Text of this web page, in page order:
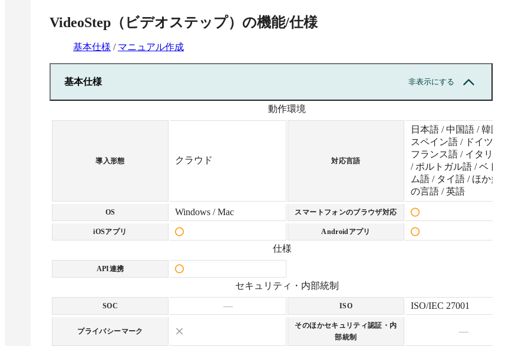
VideoStep（ビデオステップ） の機能/仕様
基本仕様 / マニュアル作成
基本仕様 非表示にする
動作環境
導入形態 クラウド 対応言語
日本語 / 中国語 / 韓国語 /
スペイン語 / ドイツ語 /
フランス語 / イタリア語
/ ポルトガル語 / ベトナ
ム語 / タイ語 / ほか多数
の言語 / 英語
OS Windows / Mac スマートフォンのブラウザ対応
iOSアプリ Androidアプリ
仕様
API連携
セキュリティ・内部統制
SOC — ISO ISO/IEC 27001
プライバシーマーク
そのほかセキュリティ認証・内
部統制
—